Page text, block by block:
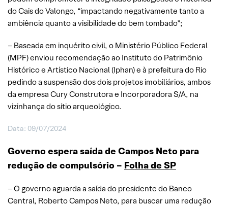
do Cais do Valongo, “impactando negativamente tanto a
ambiência quanto a visibilidade do bem tombado”;
– Baseada em inquérito civil, o Ministério Público Federal
(MPF) enviou recomendação ao Instituto do Patrimônio
Histórico e Artístico Nacional (Iphan) e à prefeitura do Rio
pedindo a suspensão dos dois projetos imobiliários, ambos
da empresa Cury Construtora e Incorporadora S/A, na
vizinhança do sítio arqueológico.
Data: 09/07/2024
Governo espera saída de Campos Neto para
redução de compulsório – Folha de SP
– O governo aguarda a saída do presidente do Banco
Central, Roberto Campos Neto, para buscar uma redução